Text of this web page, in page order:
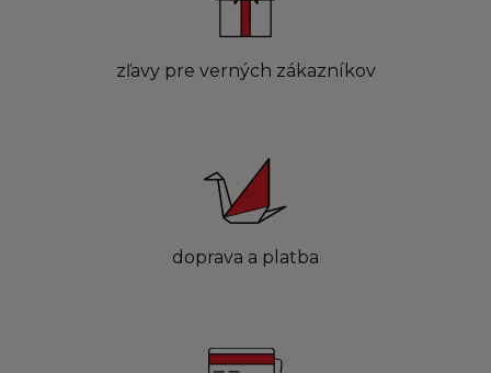
zľavy pre verných zákazníkov
doprava a platba